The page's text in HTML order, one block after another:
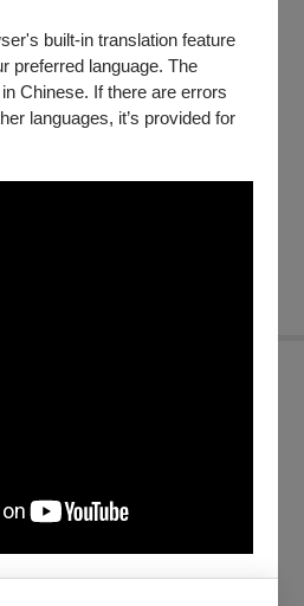
built-in translation feature
preferred language. The
Chinese. If there are errors
languages, it’s provided for
購票5折優待，入場時應出示身心
折優惠，入場時請出示證件
8折優惠
主辦單位Tel：02-33938779